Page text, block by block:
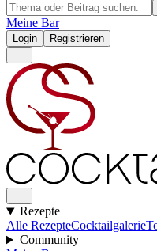
Meine Bar
Login Registrieren
Rezepte
Alle RezepteCocktailgalerie
Community